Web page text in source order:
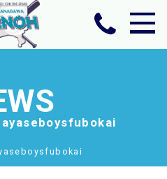
ayaseboysfubokai